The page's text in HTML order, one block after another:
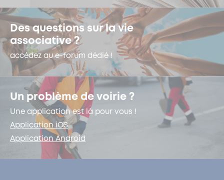
Des questions sur la vie
associative ?
accédez au e-forum dédié !
Un problème de voirie ?
Une application est là pour vous !
Application iOS
Application Android